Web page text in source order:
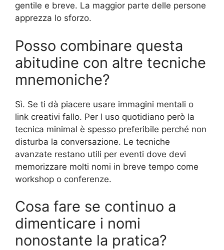
gentile e breve. La maggior parte delle persone
apprezza lo sforzo.
Posso combinare questa
abitudine con altre tecniche
mnemoniche?
Sì. Se ti dà piacere usare immagini mentali o
link creativi fallo. Per l uso quotidiano però la
tecnica minimal è spesso preferibile perché non
disturba la conversazione. Le tecniche
avanzate restano utili per eventi dove devi
memorizzare molti nomi in breve tempo come
workshop o conferenze.
Cosa fare se continuo a
dimenticare i nomi
nonostante la pratica?